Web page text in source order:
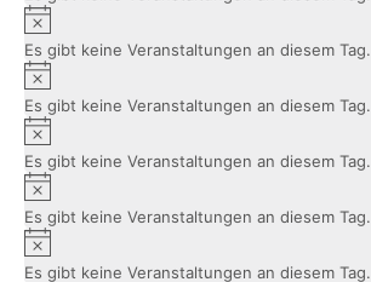
Es gibt keine Veranstaltungen an diesem Tag.
Es gibt keine Veranstaltungen an diesem Tag.
Es gibt keine Veranstaltungen an diesem Tag.
Es gibt keine Veranstaltungen an diesem Tag.
Es gibt keine Veranstaltungen an diesem Tag.